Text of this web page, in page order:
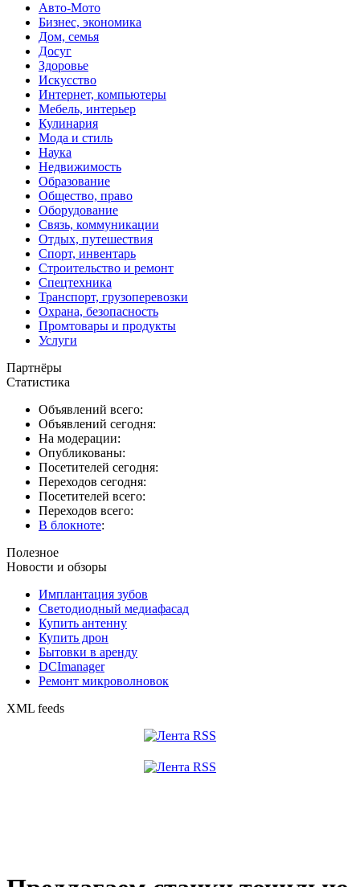
Авто-Мото
Бизнес, экономика
Дом, семья
Досуг
Здоровье
Искусство
Интернет, компьютеры
Мебель, интерьер
Кулинария
Мода и стиль
Наука
Недвижимость
Образование
Общество, право
Оборудование
Связь, коммуникации
Отдых, путешествия
Спорт, инвентарь
Строительство и ремонт
Спецтехника
Транспорт, грузоперевозки
Охрана, безопасность
Промтовары и продукты
Услуги
Партнёры
Статистика
Объявлений всего:
Объявлений сегодня:
На модерации:
Опубликованы:
Посетителей сегодня:
Переходов сегодня:
Посетителей всего:
Переходов всего:
В блокноте:
Полезное
Новости и обзоры
Имплантация зубов
Светодиодный медиафасад
Купить антенну
Купить дрон
Бытовки в аренду
DCImanager
Ремонт микроволновок
XML feeds